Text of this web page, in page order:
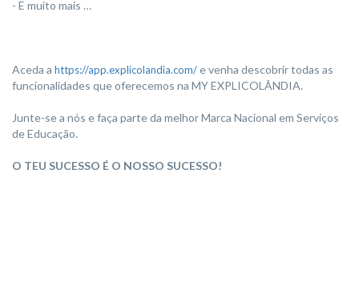
- E muito mais …
Aceda a https://app.explicolandia.com/e venha descobrir todas as
funcionalidades que oferecemos na MY EXPLICOLÂNDIA.
Junte-se a nós e faça parte da melhor Marca Nacional em Serviços
de Educação.
O TEU SUCESSO É O NOSSO SUCESSO!